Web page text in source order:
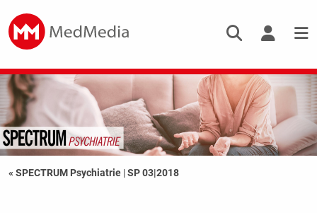
« SPECTRUM Psychiatrie |SP 03|2018